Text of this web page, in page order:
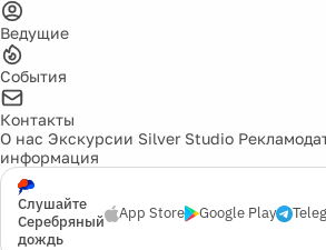
Ведущие
События
Контакты
О нас Экскурсии Silver Studio
информация
Слушайте
Серебряный
дождь
App Store Google Play